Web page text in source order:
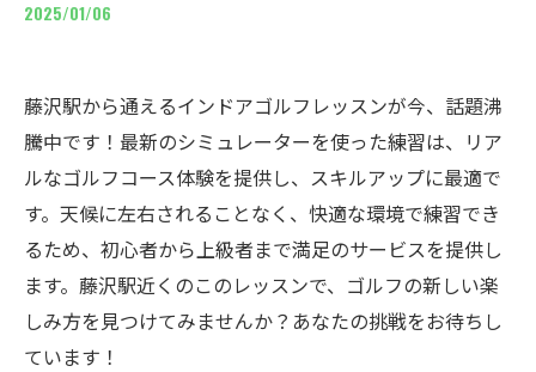
2025/01/06
藤沢駅から通えるインドアゴルフレッスンが今、話題沸
騰中です！最新のシミュレーターを使った練習は、リア
ルなゴルフコース体験を提供し、スキルアップに最適で
す。天候に左右されることなく、快適な環境で練習でき
るため、初心者から上級者まで満足のサービスを提供し
ます。藤沢駅近くのこのレッスンで、ゴルフの新しい楽
しみ方を見つけてみませんか？あなたの挑戦をお待ちし
ています！